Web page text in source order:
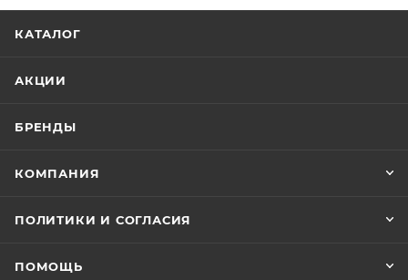
КАТАЛОГ
АКЦИИ
БРЕНДЫ
КОМПАНИЯ
ПОЛИТИКИ И СОГЛАСИЯ
ПОМОЩЬ